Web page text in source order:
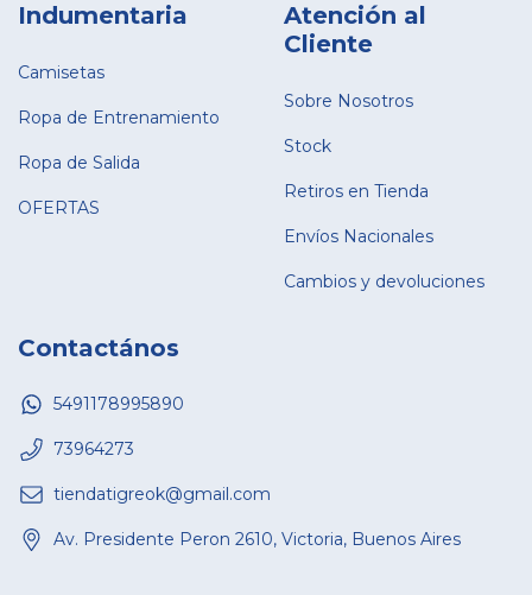
Indumentaria
Camisetas
Ropa de Entrenamiento
Ropa de Salida
OFERTAS
Atención al
Cliente
Sobre Nosotros
Stock
Retiros en Tienda
Envíos Nacionales
Cambios y devoluciones
Contactános
5491178995890
73964273
tiendatigreok@gmail.com
Av. Presidente Peron 2610, Victoria, Buenos Aires